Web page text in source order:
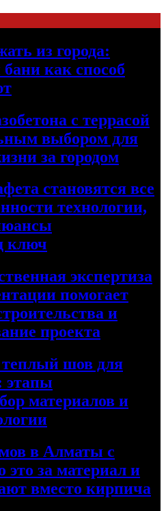
из города:
как способ
с террасой
выбором для
за городом
становятся все
технологии,
ключ
экспертиза
помогает
и
проекта
шов для
этапы
материалов и
в Алматы с
это за материал и
вместо кирпича